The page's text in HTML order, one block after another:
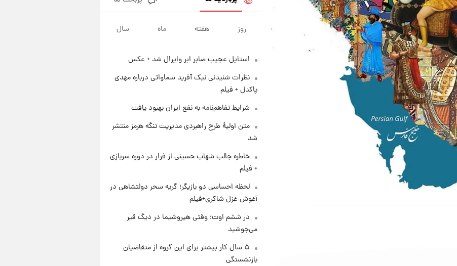
جزئیات فعال‌سازی «کیف پول
ایران» اعلام شد+فیلم
۱ روز پیش
۱۵ مرداد ۱۴۰۵ +جدول
قیمت طلا و سکه امروز پنجشنبه
شارژ جدید کالابرگ برای سه
دهک؛ جزئیات اعلام شد
روز هفته ماه سال
استایل عجیب صابر ابر وایرال شد + عکس
نظرات شنیدنی نیک آفرید سماواتی درباره مهدی
پاکدل + فیلم
شرایط تفاهم‌نامه به نفع ایران بهبود یافت
متن اولیۀ طرح راهبردی مدیریت تنگه هرمز منتشر
شد
خاطره جالب شهاب حسینی از فرار در دوره سربازی
+ فیلم
لحظه احساسی دو بازیگر؛ گریه سحر دولتشاهی در
آغوش غزل شاکری+فیلم
در ششم اوت؛ وقتی هیروشیما در دیگ قیر
می‌جوشید
۵ سال کار بیشتر برای این گروه از متقاضیان
بازنشستگی